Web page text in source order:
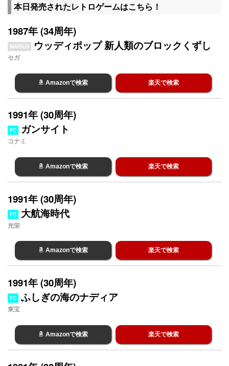
本日発売されたレトロゲームはこちら！
1987年 (34周年)
MARKIII ウッディポップ 新人類のブロックくずし
セガ
Amazonで検索 楽天で検索
1991年 (30周年)
FC ガンサイト
コナミ
Amazonで検索 楽天で検索
1991年 (30周年)
FC 大航海時代
光栄
Amazonで検索 楽天で検索
1991年 (30周年)
FC ふしぎの海のナディア
東宝
Amazonで検索 楽天で検索